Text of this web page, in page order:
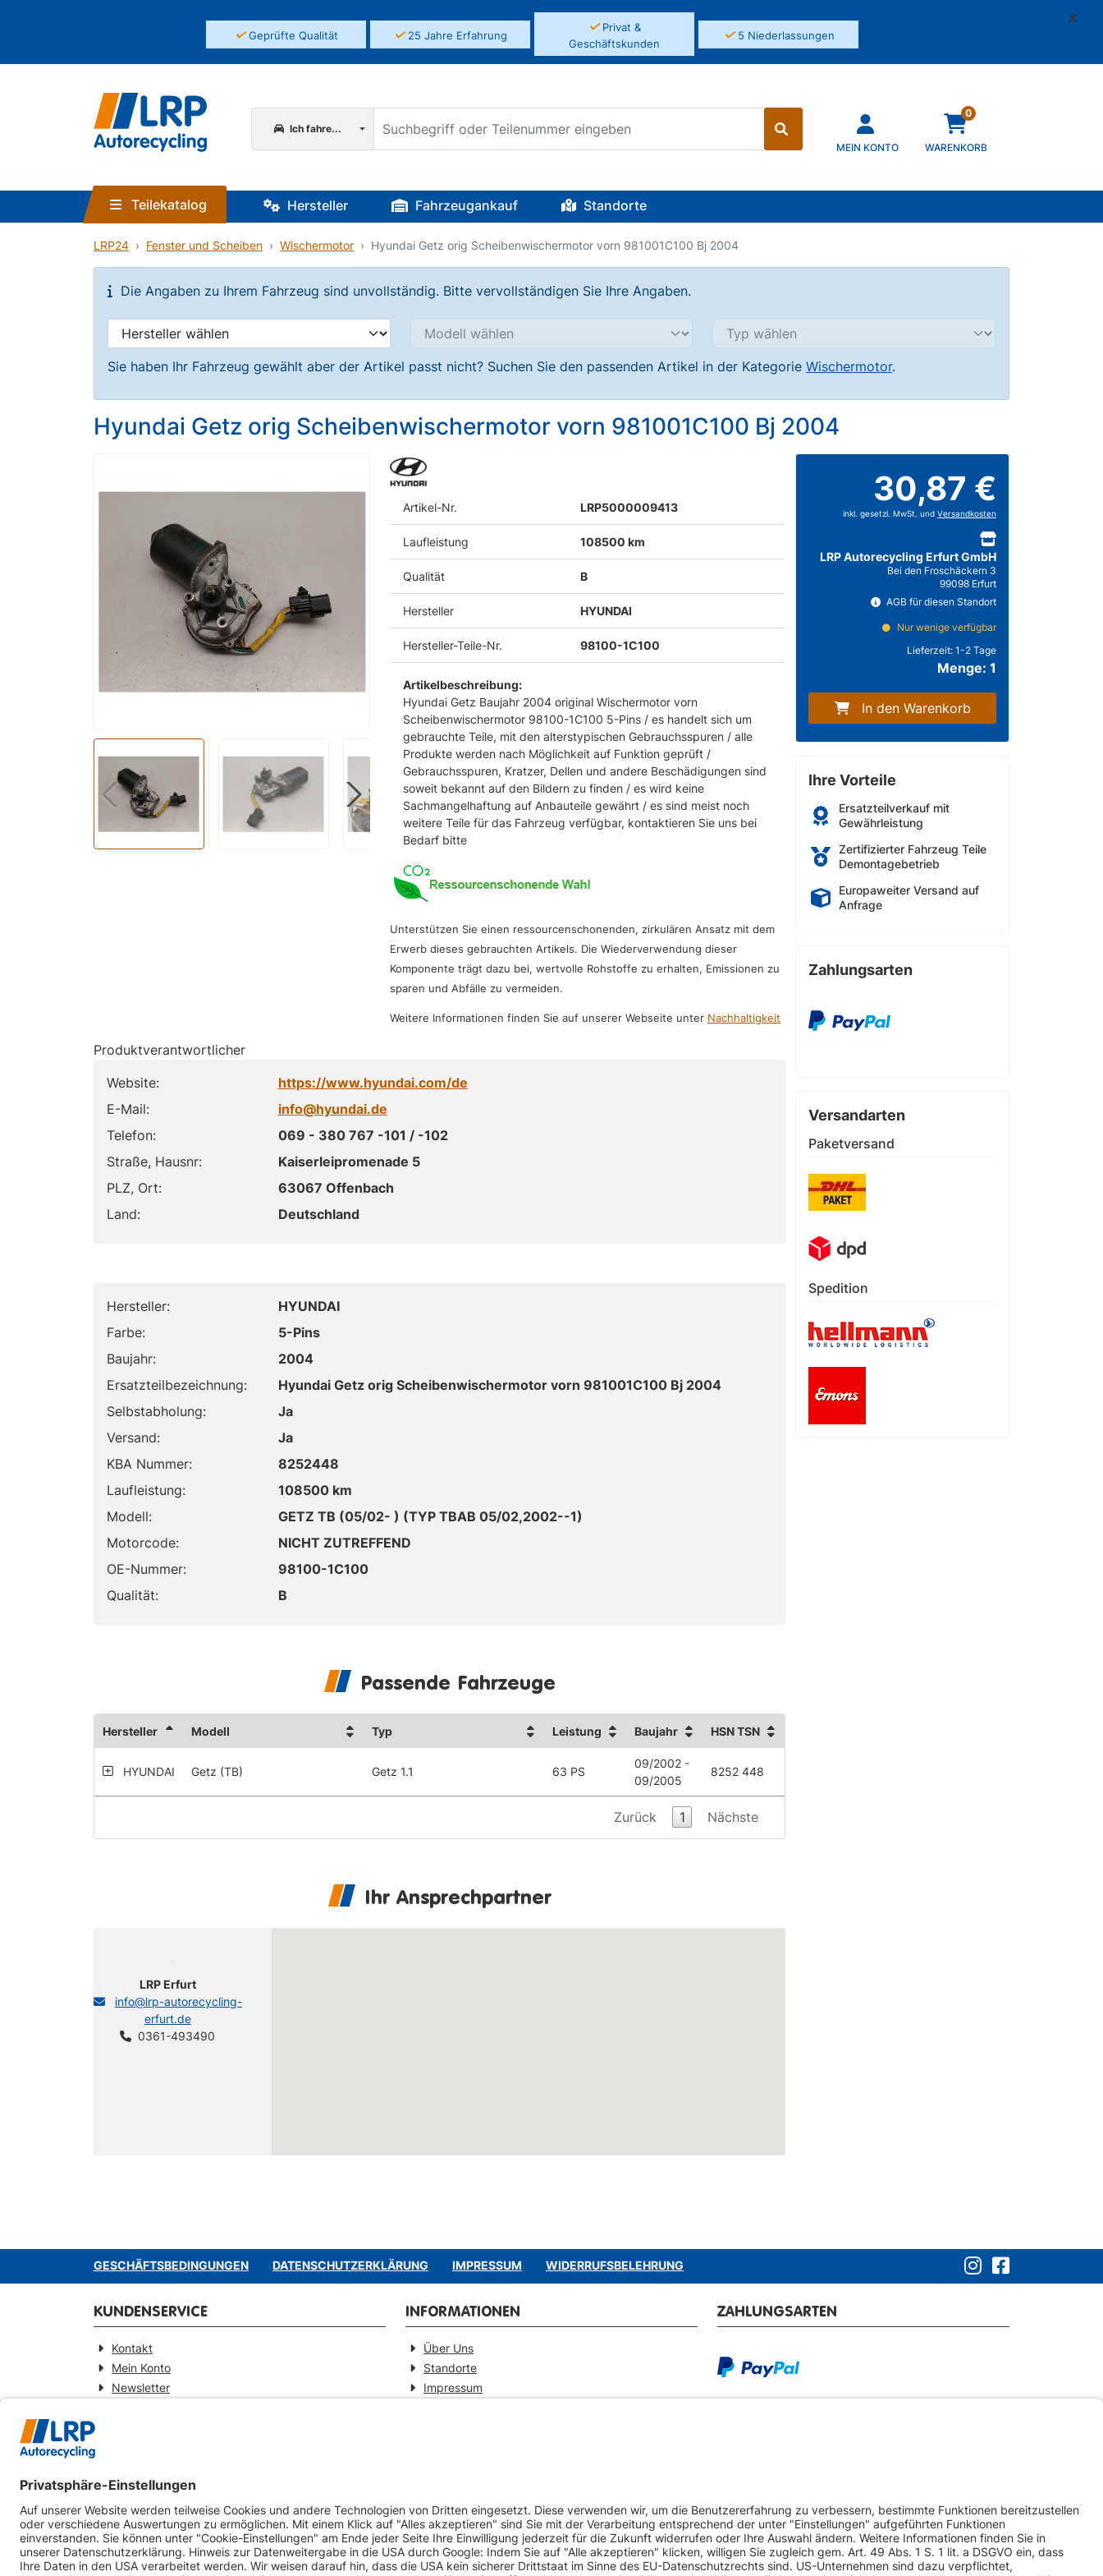
✓Geprüfte Qualität ✓25 Jahre Erfahrung
✓Privat &
Geschäftskunden
✓5 Niederlassungen
Ich fahre...
MEIN KONTO
0
WARENKORB
Teilekatalog Hersteller Fahrzeugankauf Standorte
LRP24 Fenster und Scheiben Wischermotor Hyundai Getz orig Scheibenwischermotor vorn 981001C100 Bj 2004
Die Angaben zu Ihrem Fahrzeug sind unvollständig. Bitte vervollständigen Sie Ihre Angaben.
Sie haben Ihr Fahrzeug gewählt aber der Artikel passt nicht? Suchen Sie den passenden Artikel in der Kategorie Wischermotor.
Hyundai Getz orig Scheibenwischermotor vorn 981001C100 Bj 2004
Artikel-Nr. LRP5000009413
Laufleistung 108500 km
Qualität B
Hersteller HYUNDAI
Hersteller-Teile-Nr. 98100-1C100
Artikelbeschreibung:
Hyundai Getz Baujahr 2004 original Wischermotor vorn
Scheibenwischermotor 98100-1C100 5-Pins / es handelt sich um
gebrauchte Teile, mit den alterstypischen Gebrauchsspuren / alle
Produkte werden nach Möglichkeit auf Funktion geprüft /
Gebrauchsspuren, Kratzer, Dellen und andere Beschädigungen sind
soweit bekannt auf den Bildern zu finden / es wird keine
Sachmangelhaftung auf Anbauteile gewährt / es sind meist noch
weitere Teile für das Fahrzeug verfügbar, kontaktieren Sie uns bei
Bedarf bitte
Unterstützen Sie einen ressourcenschonenden, zirkulären Ansatz mit dem
Erwerb dieses gebrauchten Artikels. Die Wiederverwendung dieser
Komponente trägt dazu bei, wertvolle Rohstoffe zu erhalten, Emissionen zu
sparen und Abfälle zu vermeiden.
Weitere Informationen finden Sie auf unserer Webseite unter Nachhaltigkeit
Produktverantwortlicher
Website:
https://www.hyundai.com/de
E-Mail:
info@hyundai.de
Telefon:
069 - 380 767 -101 / -102
Straße, Hausnr:
Kaiserleipromenade 5
PLZ, Ort:
63067 Offenbach
Land:
Deutschland
Hersteller:
HYUNDAI
Farbe:
5-Pins
Baujahr:
2004
Ersatzteilbezeichnung:
Hyundai Getz orig Scheibenwischermotor vorn 981001C100 Bj 2004
Selbstabholung:
Ja
Versand:
Ja
KBA Nummer:
8252448
Laufleistung:
108500 km
Modell:
GETZ TB (05/02- ) (TYP TBAB 05/02,2002--1)
Motorcode:
NICHT ZUTREFFEND
OE-Nummer:
98100-1C100
Qualität:
B
Passende Fahrzeuge
Hersteller Modell Typ Leistung Baujahr HSN TSN
HYUNDAI Getz (TB) Getz 1.1 63 PS
09/2002 -
09/2005
8252 448
Zurück 1 Nächste
Ihr Ansprechpartner
LRP Erfurt
info@lrp-autorecycling-
erfurt.de
0361-493490
30,87 €
inkl. gesetzl. MwSt. und Versandkosten
LRP Autorecycling Erfurt GmbH
Bei den Froschäckern 3
99098 Erfurt
AGB für diesen Standort
Nur wenige verfügbar
Lieferzeit: 1-2 Tage
Menge: 1
In den Warenkorb
Ihre Vorteile
Ersatzteilverkauf mit
Gewährleistung
Zertifizierter Fahrzeug Teile
Demontagebetrieb
Europaweiter Versand auf
Anfrage
Zahlungsarten
Versandarten
Paketversand
Spedition
GESCHÄFTSBEDINGUNGEN DATENSCHUTZERKLÄRUNG IMPRESSUM WIDERRUFSBELEHRUNG
KUNDENSERVICE
Kontakt
Mein Konto
Newsletter
INFORMATIONEN
Über Uns
Standorte
Impressum
ZAHLUNGSARTEN
Webseitenbetreiber
LRP-Autorecycling Magdeburg GmbH
Am Zweigkanal 9
39126 Magdeburg
Ersatzteilverkauf mit Gewährleistung
Zertifizierter Fahrzeug-Demontagebetrieb
Umweltschonende Werkstattentsorgungen
Europaweiter Versand (auf Anfrage)
Paketversand Spedition